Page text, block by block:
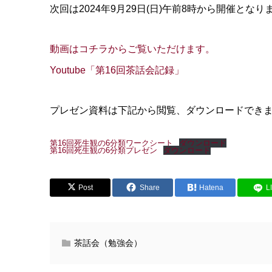
次回は2024年9月29日(日)午前8時から開催となりま
動画はコチラからご覧いただけます。
Youtube「第16回茶話会記録」
プレゼン資料は下記から閲覧、ダウンロードできま
第16回死生観の6分類ワークシート
ダウンロード
第16回死生観の6分類プレゼン
ダウンロード
Post Share Hatena
茶話会（勉強会）